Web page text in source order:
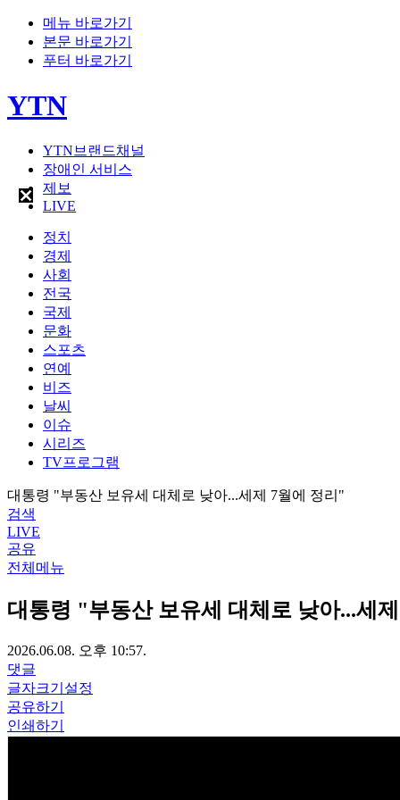
메뉴 바로가기
본문 바로가기
푸터 바로가기
YTN
YTN브랜드채널
장애인 서비스
제보
LIVE
정치
경제
사회
전국
국제
문화
스포츠
연예
비즈
날씨
이슈
시리즈
TV프로그램
대통령 "부동산 보유세 대체로 낮아...세제 7월에 정리"
검색
LIVE
공유
전체메뉴
대통령 "부동산 보유세 대체로 낮아...세
2026.06.08. 오후 10:57.
댓글
글자크기설정
공유하기
인쇄하기